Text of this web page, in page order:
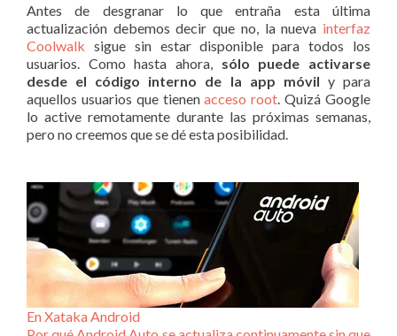
Antes de desgranar lo que entraña esta última
actualización debemos decir que no, la nueva interfaz
Coolwalk sigue sin estar disponible para todos los
usuarios. Como hasta ahora, sólo puede activarse
desde el código interno de la app móvil y para
aquellos usuarios que tienenacceso root . Quizá Google
lo active remotamente durante las próximas semanas,
pero no creemos que se dé esta posibilidad.
En Xataka Android